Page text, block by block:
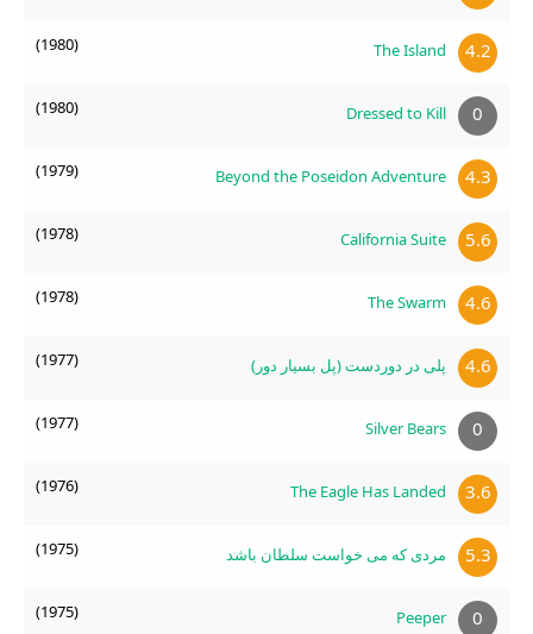
4.2
The Island
(1980)
0
Dressed to Kill
(1980)
4.3
Beyond the Poseidon Adventure
(1979)
5.6
California Suite
(1978)
4.6
The Swarm
(1978)
4.6 پلی در دوردست (پل بسیار دور) (1977)
0
Silver Bears
(1977)
3.6
The Eagle Has Landed
(1976)
5.3 مردی که می خواست سلطان باشد (1975)
0
Peeper
(1975)